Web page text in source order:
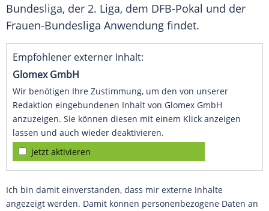
Bundesliga, der 2. Liga, dem DFB-Pokal und der
Frauen-Bundesliga Anwendung findet.
Empfohlener externer Inhalt:
Glomex GmbH
Wir benötigen Ihre Zustimmung, um den von unserer
Redaktion eingebundenen Inhalt von Glomex GmbH
anzuzeigen. Sie können diesen mit einem Klick anzeigen
lassen und auch wieder deaktivieren.
jetzt aktivieren
Ich bin damit einverstanden, dass mir externe Inhalte
angezeigt werden. Damit können personenbezogene Daten an